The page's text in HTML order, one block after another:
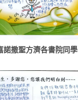
諾撒聖方濟各書院同學